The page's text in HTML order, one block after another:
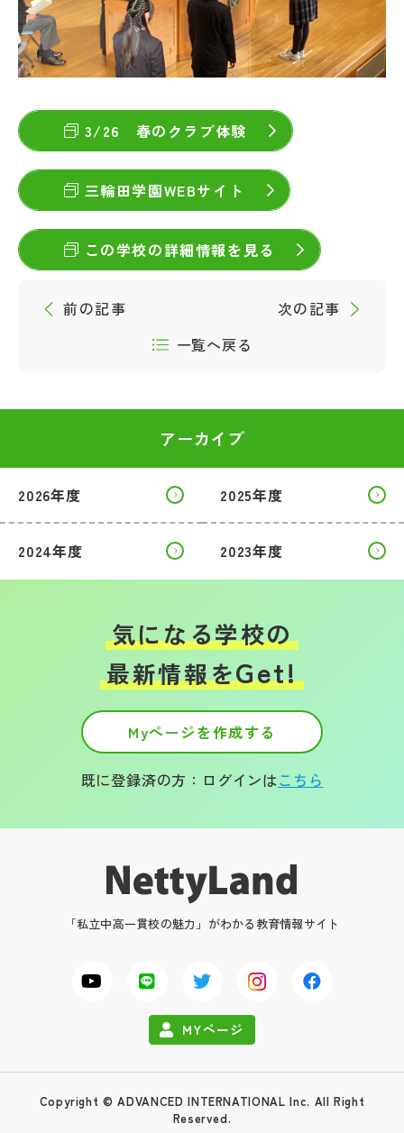
3/26 春のクラブ体験
三輪田学園WEBサイト
この学校の詳細情報を見る
前の記事
一覧へ戻る
次の記事
アーカイブ
2026年度 2025年度
2024年度 2023年度
気になる学校の
最新情報をGet!
Myページを作成する
既に登録済の方：ログインはこちら
「私立中高一貫校の魅力」がわかる教育情報サイト
MYページ
Copyright © ADVANCED INTERNATIONAL Inc. All Right
Reserved.